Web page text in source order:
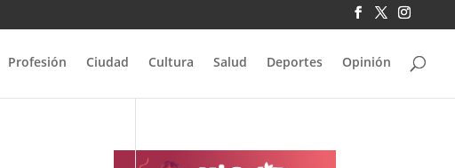
Profesión Ciudad Cultura Salud Deportes Opinión